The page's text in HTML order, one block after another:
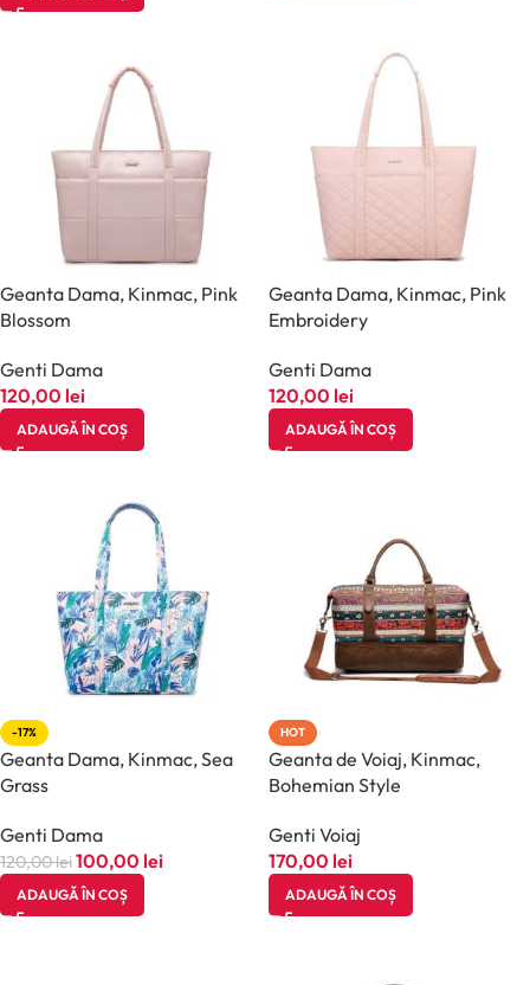
Geanta Dama, Kinmac, Pink
Blossom
Genti Dama
120,00 lei
ADAUGĂ ÎN COȘ
Geanta Dama, Kinmac, Pink
Embroidery
Genti Dama
120,00 lei
ADAUGĂ ÎN COȘ
-17%
Geanta Dama, Kinmac, Sea
Grass
Genti Dama
120,00lei100,00 lei
ADAUGĂ ÎN COȘ
HOT
Geanta de Voiaj, Kinmac,
Bohemian Style
Genti Voiaj
170,00 lei
ADAUGĂ ÎN COȘ